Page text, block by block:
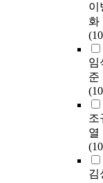
이
화
임
준
조
열
김